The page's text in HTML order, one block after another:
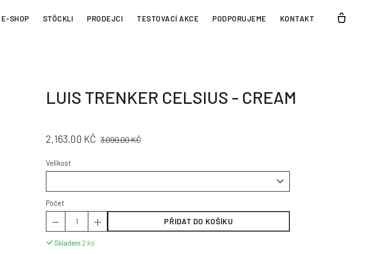
E-SHOP STÖCKLI PRODEJCI TESTOVACÍ AKCE PODPORUJEME KONTAKT
LUIS TRENKER CELSIUS - CREAM
CENA:
2,163.00 KČ PŮVODNÍ
CENA:
3,090.00 KČ
Velikost
Počet
PŘIDAT DO KOŠÍKU
Skladem 2 ks